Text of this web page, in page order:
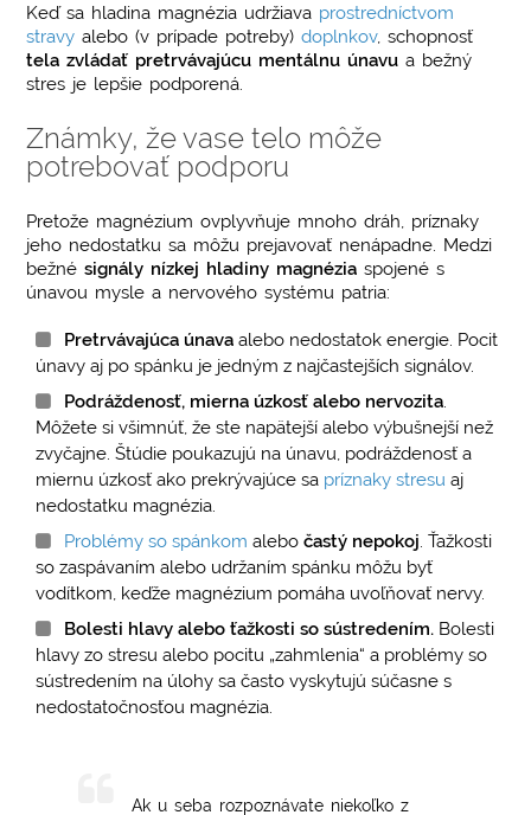
Keď sa hladina magnézia udržiava prostredníctvom
stravy alebo (v prípade potreby)doplnkov, schopnosť
tela zvládať pretrvávajúcu mentálnu únavu a bežný
stres je lepšie podporená.
Známky, že vase telo môže
potrebovať podporu
Pretože magnézium ovplyvňuje mnoho dráh, príznaky
jeho nedostatku sa môžu prejavovať nenápadne. Medzi
bežnésignály nízkej hladiny magnézia spojené s
únavou mysle a nervového systému patria:
Pretrvávajúca únavaalebo nedostatok energie. Pocit
únavy aj po spánku je jedným z najčastejších signálov.
Podráždenosť, mierna úzkosť alebo nervozita.
Môžete si všimnúť, že ste napätejší alebo výbušnejší než
zvyčajne. Štúdie poukazujú na únavu, podráždenosť a
miernu úzkosť ako prekrývajúce sa príznaky stresu aj
nedostatku magnézia.
Problémy so spánkom alebo častý nepokoj. Ťažkosti
so zaspávaním alebo udržaním spánku môžu byť
vodítkom, keďže magnézium pomáha uvoľňovať nervy.
Bolesti hlavy alebo ťažkosti so sústredením.Bolesti
hlavy zo stresu alebo pocitu „zahmlenia“ a problémy so
sústredením na úlohy sa často vyskytujú súčasne s
nedostatočnosťou magnézia.
Ak u seba rozpoznávate niekoľko z